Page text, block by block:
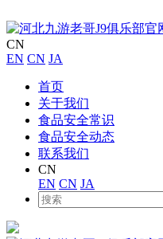
CN
EN CN JA
首页
关于我们
食品安全常识
食品安全动态
联系我们
CN
EN CN JA